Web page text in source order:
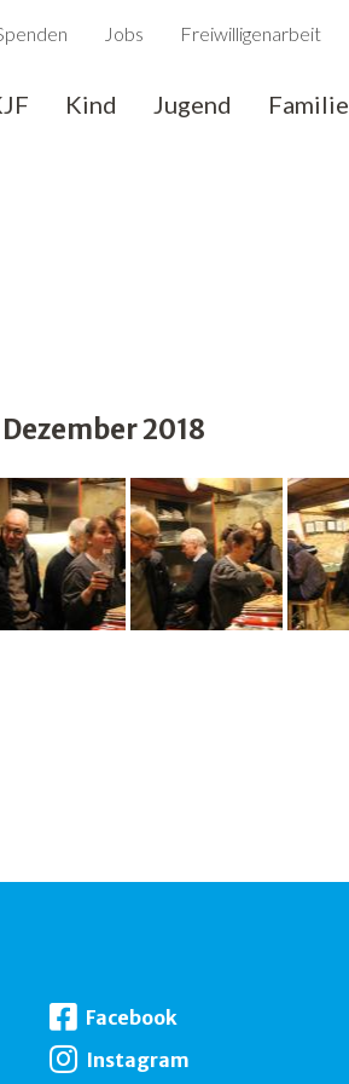
Jobs Freiwilligenarbeit
Kind Jugend Familie
2018
Facebook
Instagram